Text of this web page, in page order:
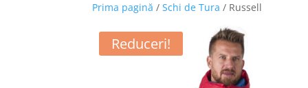
Prima pagină /Schi de Tura / Russell
Reduceri!